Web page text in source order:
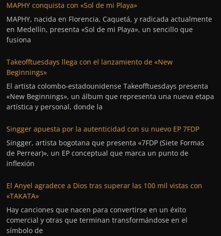
MAPHY conquista con «Sol de mi Playa»
MAPHY, nacida en Florencia, Caquetá, y radicada actualmente
en Medellín, presenta «Sol de mi Playa», un sencillo que
fusiona
Takeofftuesdays llega con el lanzamiento de «New
Beginnings»
El artista colombo-estadounidense Takeofftuesdays presenta
«New Beginnings», un álbum que representa una nueva etapa
artística y personal, donde la
Singger apuesta por la autenticidad con su nuevo EP 7FDP
Singger, artista bogotana que presenta «7FDP (Siete Formas
de Perrear)», un EP conceptual que marca un punto de
inflexión
El Anyel agradece a Dios tras superar las 100 mil vistas con
«TAKATA»
Hay canciones que nacen para convertirse en un éxito
comercial y otras que terminan transformándose en el
símbolo de